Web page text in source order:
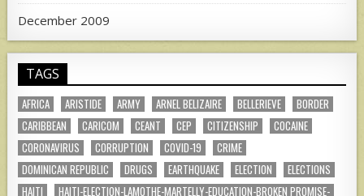
December 2009
TAGS
AFRICA ARISTIDE ARMY ARNEL BELIZAIRE BELLERIEVE
BORDER
CARIBBEAN
CARICOM CEANT CEP CITIZENSHIP
COCAINE
CORONAVIRUS
CORRUPTION COVID-19
CRIME
DOMINICAN REPUBLIC
DRUGS EARTHQUAKE ELECTION
ELECTIONS
HAITI
HAITI-ELECTION-LAMOTHE-MARTELLY-EDUCATION-BROKEN PROMISE-